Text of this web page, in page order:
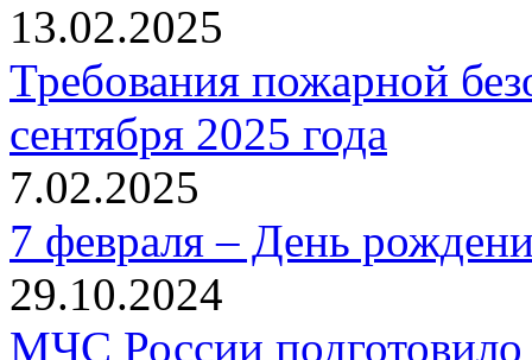
13.02.2025
Требования пожарной
сентября 2025 года
7.02.2025
7 февраля – День
29.10.2024
МЧС России